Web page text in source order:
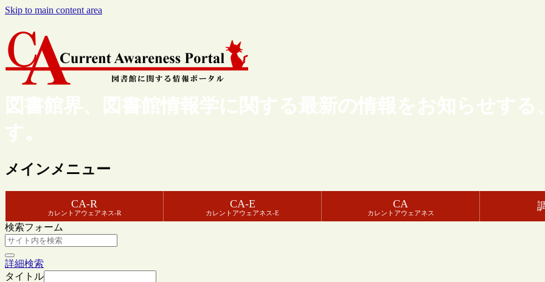
Skip to main content area
図書館界、図書館情報学に関する最新の情報をお知らせす
す。
メインメニュー
CA-R
カレントアウェアネス-R
CA-E
カレントアウェアネス-E
CA
カレントアウェアネス
検索フォーム
詳細検索
タイトル